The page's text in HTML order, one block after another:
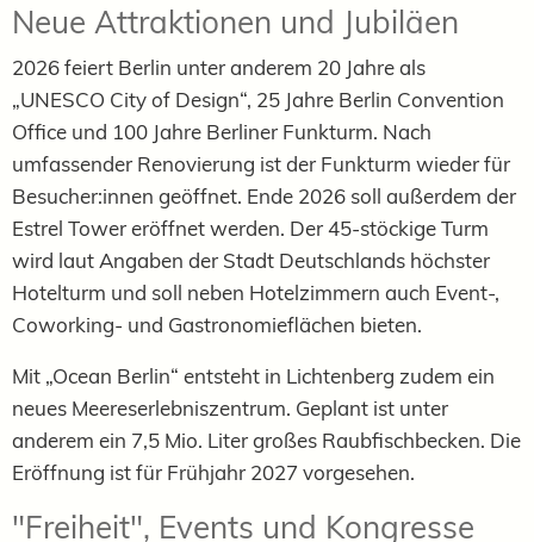
Neue Attraktionen und Jubiläen
2026 feiert Berlin unter anderem 20 Jahre als
„UNESCO City of Design“, 25 Jahre Berlin Convention
Office und 100 Jahre Berliner Funkturm. Nach
umfassender Renovierung ist der Funkturm wieder für
Besucher:innen geöffnet. Ende 2026 soll außerdem der
Estrel Tower eröffnet werden. Der 45-stöckige Turm
wird laut Angaben der Stadt Deutschlands höchster
Hotelturm und soll neben Hotelzimmern auch Event-,
Coworking- und Gastronomieflächen bieten.
Mit „Ocean Berlin“ entsteht in Lichtenberg zudem ein
neues Meereserlebniszentrum. Geplant ist unter
anderem ein 7,5 Mio. Liter großes Raubfischbecken. Die
Eröffnung ist für Frühjahr 2027 vorgesehen.
"Freiheit", Events und Kongresse